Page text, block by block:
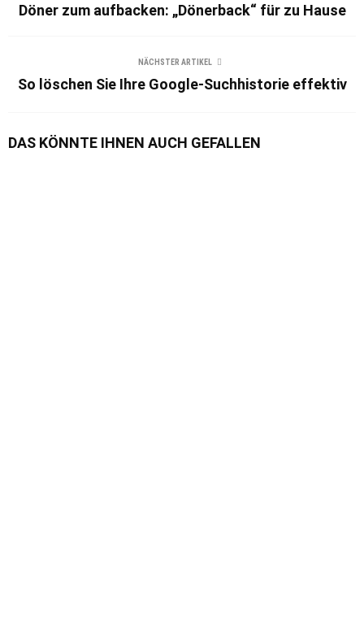
Döner zum aufbacken: „Dönerback“ für zu Hause
NÄCHSTER ARTIKEL
So löschen Sie Ihre Google-Suchhistorie effektiv
DAS KÖNNTE IHNEN AUCH GEFALLEN